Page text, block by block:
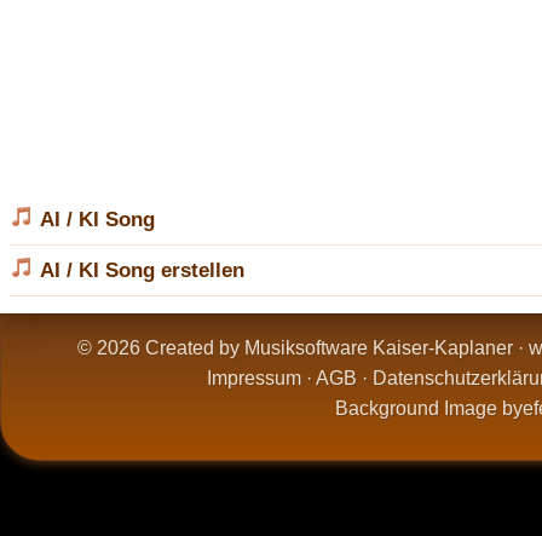
AI / KI Song
AI / KI Song erstellen
© 2026 Created by Musiksoftware Kaiser-Kaplaner ·
Impressum· AGB ·
Background Image by